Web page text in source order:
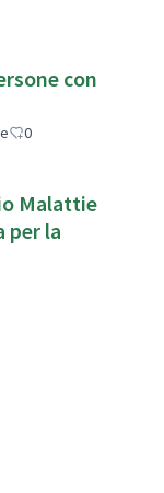
con
0
Malattie
per la